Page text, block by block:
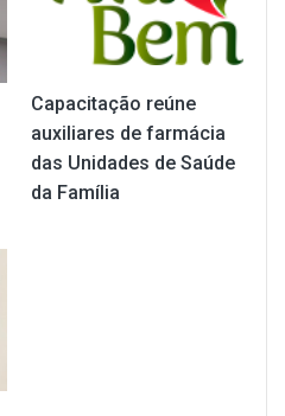
Capacitação reúne
auxiliares de farmácia
das Unidades de Saúde
da Família